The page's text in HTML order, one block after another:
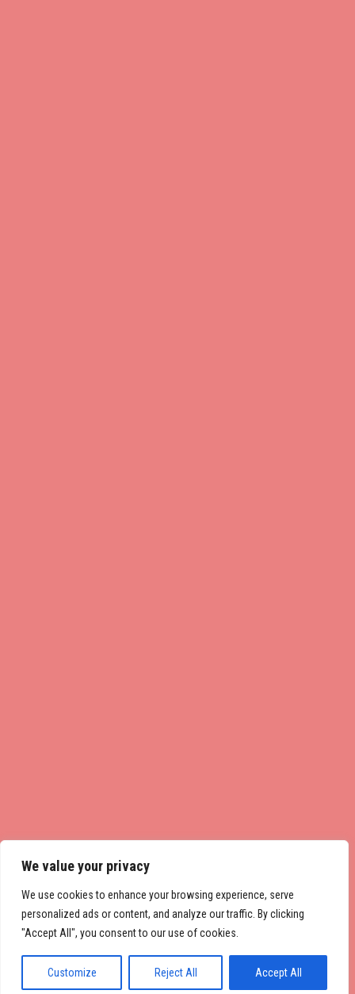
We value your privacy
We use cookies to enhance your browsing experience, serve
personalized ads or content, and analyze our traffic. By clicking
"Accept All", you consent to our use of cookies.
Customize Reject All Accept All